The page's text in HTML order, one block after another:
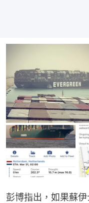
彭博指出，如果蘇